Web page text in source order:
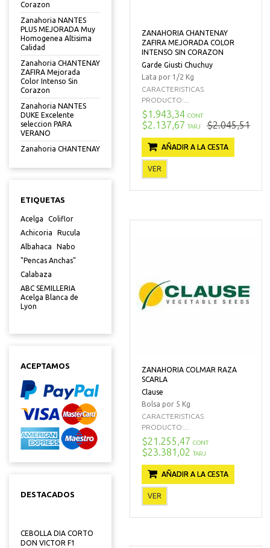
Corazon
Zanahoria NANTES
PLUS MEJORADA Muy
Homogenea Altisima
Calidad
Zanahoria CHANTENAY
ZAFIRA Mejorada
Color Intenso Sin
Corazon
Zanahoria NANTES
DUKE Excelente
seleccion PARA
VERANO
Zanahoria CHANTENAY
ETIQUETAS
Acelga
Coliflor
Achicoria
Rucula
Albahaca
Nabo
"Pencas Anchas"
Calabaza
ABC SEMILLERIA
Acelga Blanca de
Lyon
ACEPTAMOS
DESTACADOS
CEBOLLA DIA CORTO
DON VICTOR F1
ZANAHORIA CHANTENAY
ZAFIRA MEJORADA COLOR
INTENSO SIN CORAZON
Garde Giusti Chuchuy
Lata por 1/2 Kg
CARACTERISTICAS
PRODUCTO:...
$1.943,34 CONT
$2.137,67 TARJ $2.045,51
AÑADIR A LA CESTA
VER
ZANAHORIA COLMAR RAZA
SCARLA
Clause
Bolsa por 5 Kg
CARACTERISTICAS
PRODUCTO:...
$21.255,47 CONT
$23.381,02 TARJ
AÑADIR A LA CESTA
VER